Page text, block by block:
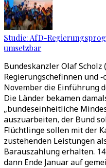
Studie: AfD-
umsetzbar
Bundeskanzler Olaf Scholz
Regierungschefinnen und
November die Einführung
Die Länder bekamen
„bundeseinheitliche
auszuarbeiten, der Bund
Flüchtlinge sollen mit der
zustehenden Leistungen
Barauszahlung erhalten.
dann Ende Januar auf